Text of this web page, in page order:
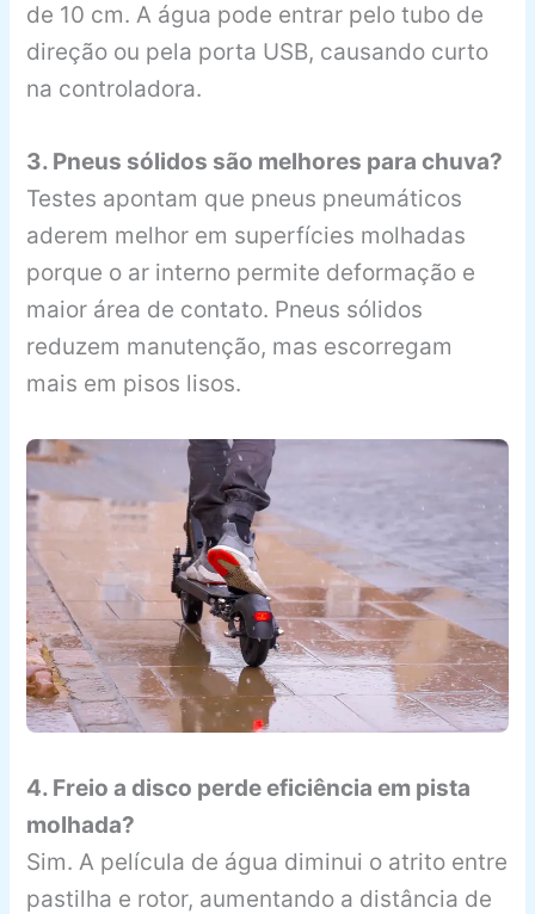
de 10 cm. A água pode entrar pelo tubo de
direção ou pela porta USB, causando curto
na controladora.
3. Pneus sólidos são melhores para chuva?
Testes apontam que pneus pneumáticos
aderem melhor em superfícies molhadas
porque o ar interno permite deformação e
maior área de contato. Pneus sólidos
reduzem manutenção, mas escorregam
mais em pisos lisos.
4. Freio a disco perde eficiência em pista
molhada?
Sim. A película de água diminui o atrito entre
pastilha e rotor, aumentando a distância de